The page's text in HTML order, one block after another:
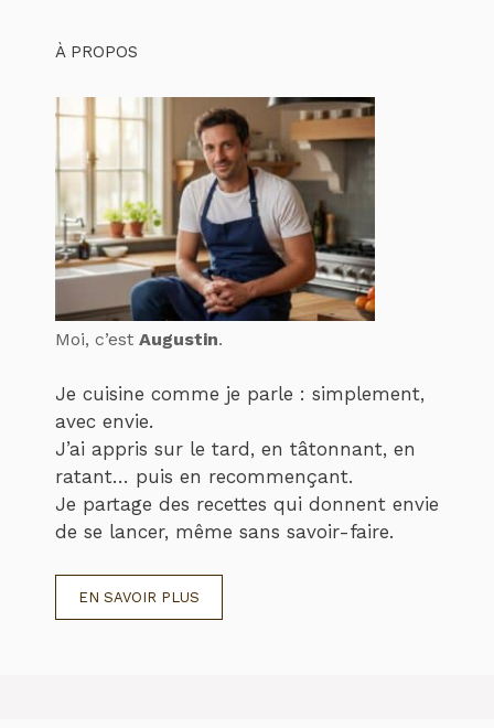
À PROPOS
Moi, c’est Augustin.
Je cuisine comme je parle : simplement,
avec envie.
J’ai appris sur le tard, en tâtonnant, en
ratant… puis en recommençant.
Je partage des recettes qui donnent envie
de se lancer, même sans savoir-faire.
EN SAVOIR PLUS